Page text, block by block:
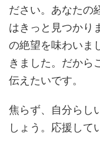
ださい。あなたの
はきっと見つかり
の絶望を味わいま
きました。だから
伝えたいです。
焦らず、自分らし
しょう。応援して